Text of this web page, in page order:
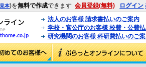
見本)を無料で作成できます 会員登録(無料) ログイン
法人のお客様 請求書払いのご案内
学校・官公庁のお客様 校費・公費
研究機関のお客様 科研費払いのご